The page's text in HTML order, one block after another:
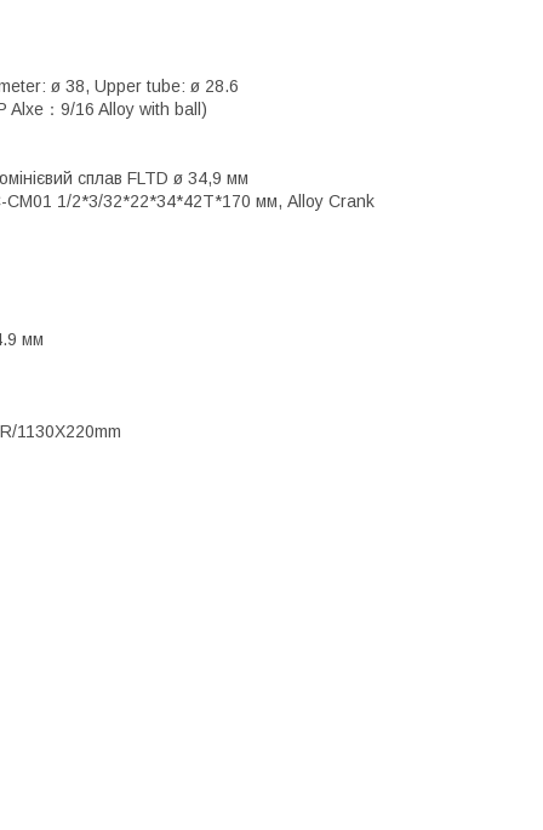
ø 38, Upper tube: ø 28.6
Alxe：9/16 Alloy with ball)
сплав FLTD ø 34,9 мм
CM01 1/2*3/32*22*34*42T*170 мм, Alloy Crank
мм
1130X220mm